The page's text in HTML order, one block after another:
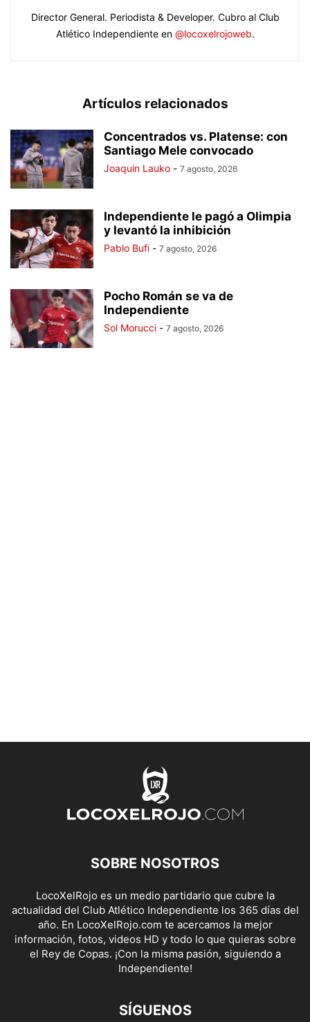
Director General. Periodista & Developer. Cubro al Club
Atlético Independiente en @locoxelrojoweb.
Artículos relacionados
Concentrados vs. Platense: con
Santiago Mele convocado
Joaquin Lauko - 7 agosto, 2026
Independiente le pagó a Olimpia
y levantó la inhibición
Pablo Bufi - 7 agosto, 2026
Pocho Román se va de
Independiente
Sol Morucci - 7 agosto, 2026
SOBRE NOSOTROS
LocoXelRojo es un medio partidario que cubre la
actualidad del Club Atlético Independiente los 365 días del
año. En LocoXelRojo.com te acercamos la mejor
información, fotos, videos HD y todo lo que quieras sobre
el Rey de Copas. ¡Con la misma pasión, siguiendo a
Independiente!
SÍGUENOS